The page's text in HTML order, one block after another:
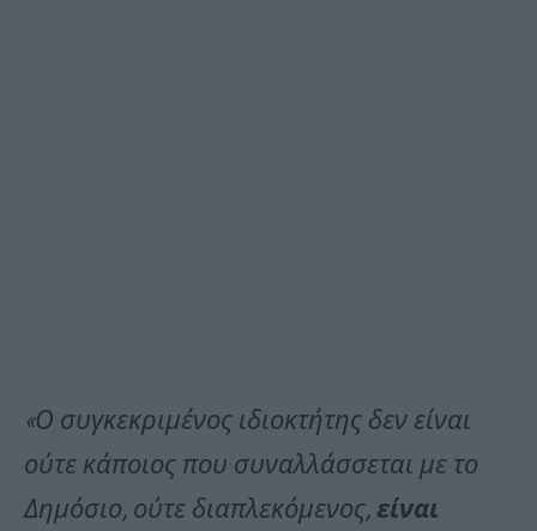
«Ο συγκεκριμένος ιδιοκτήτης δεν είναι
ούτε κάποιος που συναλλάσσεται με το
Δημόσιο, ούτε διαπλεκόμενος, είναι